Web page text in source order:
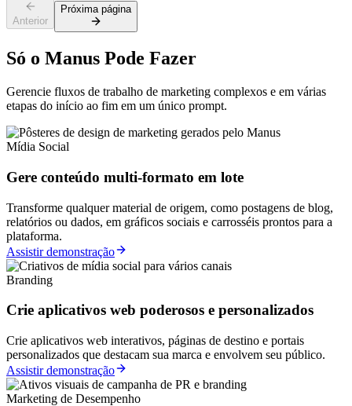
Anterior
Próxima página
Só o Manus Pode Fazer
Gerencie fluxos de trabalho de marketing complexos e em várias
etapas do início ao fim em um único prompt.
Mídia Social
Gere conteúdo multi-formato em lote
Transforme qualquer material de origem, como postagens de blog,
relatórios ou dados, em gráficos sociais e carrosséis prontos para a
plataforma.
Assistir demonstração
Branding
Crie aplicativos web poderosos e personalizados
Crie aplicativos web interativos, páginas de destino e portais
personalizados que destacam sua marca e envolvem seu público.
Assistir demonstração
Marketing de Desempenho